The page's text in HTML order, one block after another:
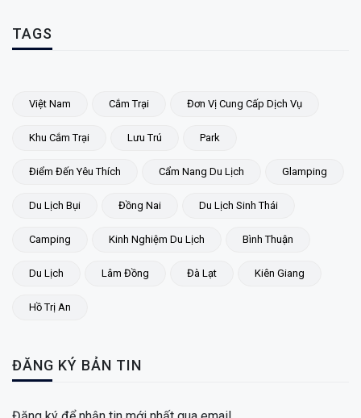
TAGS
Việt Nam Cắm Trại Đơn Vị Cung Cấp Dịch Vụ
Khu Cắm Trại Lưu Trú Park
Điểm Đến Yêu Thích Cẩm Nang Du Lịch Glamping
Du Lịch Bụi Đồng Nai Du Lịch Sinh Thái
Camping Kinh Nghiệm Du Lịch Bình Thuận
Du Lịch Lâm Đồng Đà Lạt Kiên Giang
Hồ Trị An
ĐĂNG KÝ BẢN TIN